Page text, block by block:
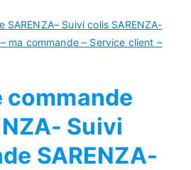
SARENZA– Suivi colis SARENZA-
ma commande – Service client –
commande
Suivi
SARENZA-